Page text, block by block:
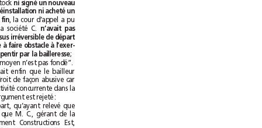
avoir liquidé son stock
ni signé un nouveau
bail en vue de sa réinstallation ni acheté un
immeuble à cette fin
, la cour d’appel a pu
n’avait pas
engagé un processus irréversible de départ
de lieux de nature à faire obstacle à l’exer-
cice du droit de repentir par la bailleresse;
D’où il suit que le moyen n’est pas fondé”.
Le locataire estimait enfin que le bailleur
avait exercé son droit de façon abusive car
il avait créé une activité concurrente dans la
même galerie. L’argument est rejeté:
“Attendu d’une part, qu’ayant relevé que
s’il était constant que M. C., gérant de la
société Investissement Constructions Est,